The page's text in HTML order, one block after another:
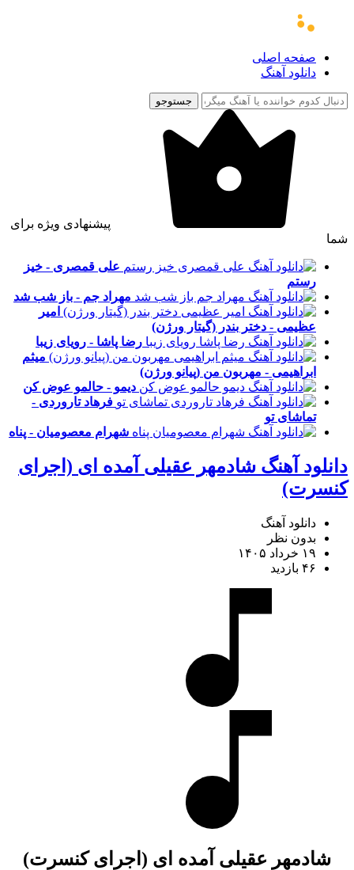
صفحه اصلی
دانلود آهنگ
جستوجو
پیشنهادی ویژه برای
شما
علی قمصری - خیز
رستم
مهراد جم - باز شب شد
امیر
عظیمی - دختر بندر (گیتار ورژن)
رضا پاشا - رویای زیبا
میثم
ابراهیمی - مهربون من (پیانو ورژن)
دیمو - حالمو عوض کن
فرهاد تاروردی -
تماشای تو
شهرام معصومیان - پناه
دانلود آهنگ شادمهر عقیلی آمده ای (اجرای
کنسرت)
دانلود آهنگ
بدون نظر
۱۹ خرداد ۱۴۰۵
۴۶ بازدید
شادمهر عقیلی آمده ای (اجرای کنسرت)